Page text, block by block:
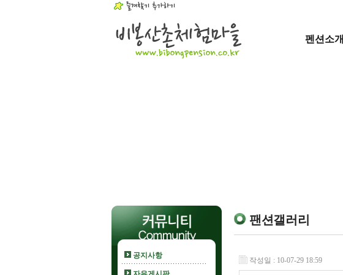
펜션소개
공지사항
팬션갤러리
작성일 : 10-07-29 18:59